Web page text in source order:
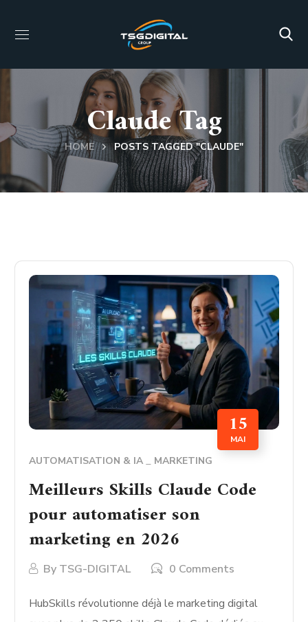
Claude Tag
HOME POSTS TAGGED "CLAUDE"
15
MAI
AUTOMATISATION & IA MARKETING
Meilleurs Skills Claude Code
pour automatiser son
marketing en 2026
By TSG-DIGITAL 0 Comments
HubSkills révolutionne déjà le marketing digital